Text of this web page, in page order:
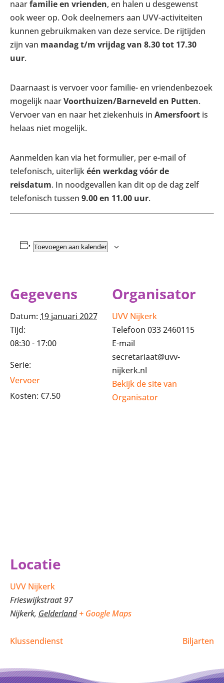
naarfamilie en vrienden, en halen u desgewenst
ook weer op. Ook deelnemers aan UVV-activiteiten
kunnen gebruikmaken van deze service. De rijtijden
zijn van maandag t/m vrijdag van 8.30 tot 17.30
uur.
Daarnaast is vervoer voor familie- en vriendenbezoek
mogelijk naarVoorthuizen/Barneveld en Putten.
Vervoer van en naar het ziekenhuis in Amersfoort is
helaas niet mogelijk.
Aanmelden kan via het formulier, per e-mail of
telefonisch, uiterlijkéén werkdag vóór de
reisdatum. In noodgevallen kan dit op de dag zelf
telefonisch tussen 9.00 en 11.00 uur.
Toevoegen aan kalender
Gegevens
Datum: 19 januari 2027
Tijd:
08:30 - 17:00
Serie:
Vervoer
Kosten: €7.50
Organisator
UVV Nijkerk
Telefoon 033 2460115
E-mail
secretariaat@uvv-
nijkerk.nl
Bekijk de site van
Organisator
Locatie
UVV Nijkerk
Frieswijkstraat 97
Nijkerk, Gelderland + Google Maps
Klussendienst Biljarten